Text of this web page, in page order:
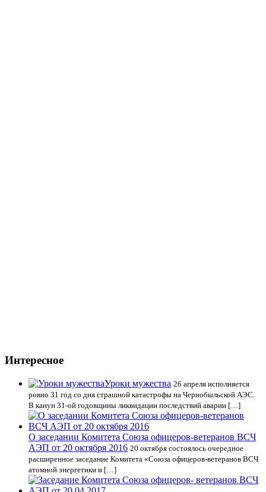
Интересное
Уроки мужества 26 апреля исполняется
ровно 31 год со дня страшной катастрофы на Чернобыльской АЭС.
В канун 31-ой годовщины ликвидации последствий аварии […]
О заседании Комитета Союза офицеров-ветеранов ВСЧ
АЭП от 20 октября 2016 20 октября состоялось очередное
расширенное заседание Комитета «Союза офицеров-ветеранов ВСЧ
атомной энергетики и […]